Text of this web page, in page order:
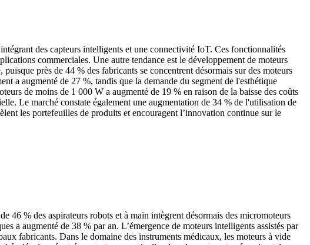
des capteurs intelligents et une connectivité IoT. Ces fonctionnalités
commerciales. Une autre tendance est le développement de moteurs
près de 44 % des fabricants se concentrent désormais sur des moteurs
a augmenté de 27 %, tandis que la demande du segment de l'esthétique
de moins de 1 000 W a augmenté de 19 % en raison de la baisse des coûts
Le marché constate également une augmentation de 34 % de l'utilisation de
les portefeuilles de produits et encouragent l’innovation continue sur le
46 % des aspirateurs robots et à main intègrent désormais des micromoteurs
a augmenté de 38 % par an. L’émergence de moteurs intelligents assistés par
fabricants. Dans le domaine des instruments médicaux, les moteurs à vide